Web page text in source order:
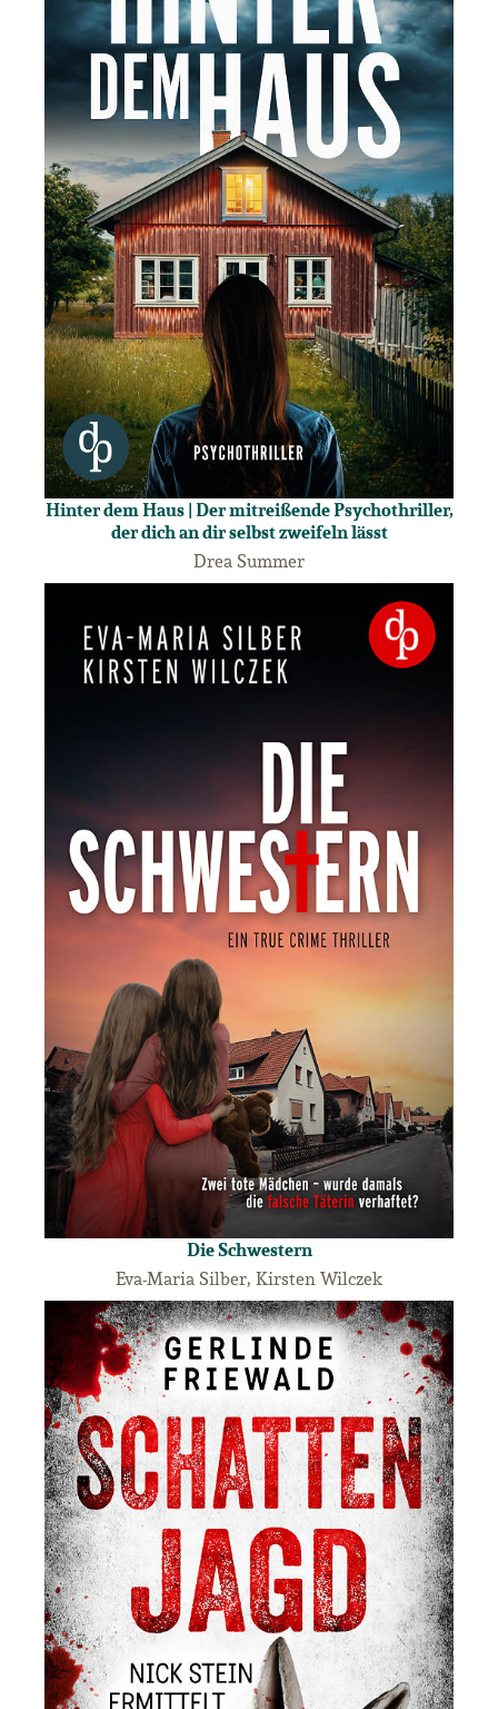
Hinter dem Haus | Der mitreißende Psychothriller,
der dich an dir selbst zweifeln lässt
Drea Summer
Die Schwestern
Eva-Maria Silber, Kirsten Wilczek